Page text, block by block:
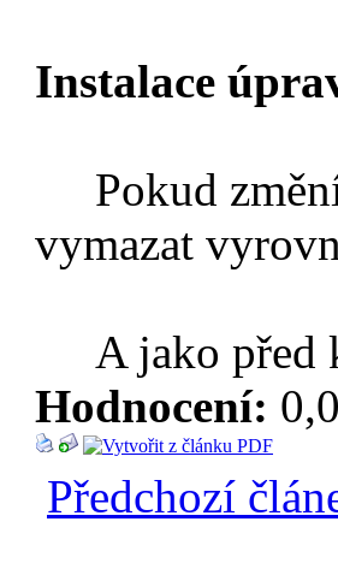
Instalace
Pokud
vymazat
A jako před
Hodnocení:
Předchozí